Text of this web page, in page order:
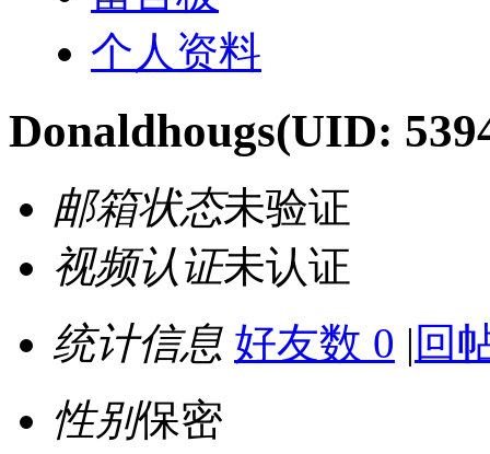
个人资料
Donaldhougs(UID:
邮箱状态未验证
视频认证未认证
统计信息 好友数 0 | 回
性别保密